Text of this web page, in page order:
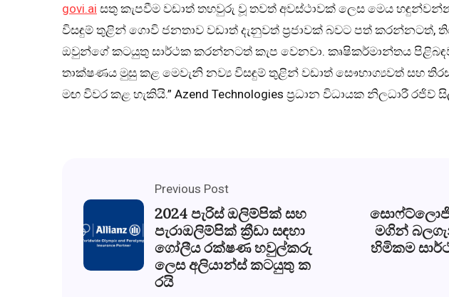
govi.ai සතු කැපවීම වඩාත් තහවුරු වූ තවත් අවස්ථාවක් ලෙස මෙය
විසඳුම් තුළින් ගොවි ජනතාව වඩාත් දැනුවත් ප්‍රජාවක් බවට පත් කරන්නටත්,
ඔවුන්ගේ කටයුතු සාර්ථක කරන්නටත් කැප වෙනවා. කෘෂිකර්මාන්තය
තාක්ෂණය මුසු කළ මෙවැනි නව්‍ය විසඳුම් තුළින් වඩාත් සෞභාග්‍යවත් සහ
මඟ විවර කළ හැකියි.” Azend Technologies ප්‍රධාන විධායක නිලධාරී රජිව්
Previous Post
2024 පැරිස් ඔලිම්පික් සහ
පැරාඔලිම්පික් ක්‍රීඩා සඳහා
ගෝලීය රක්ෂණ හවුල්කරු
ලෙස අලියාන්ස් කටයුතු ක
රයි
මගින්
හිමිකම